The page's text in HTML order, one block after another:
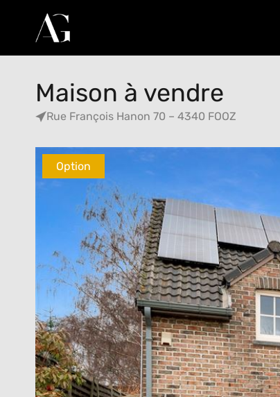
Maison à vendre
Rue François Hanon 70 – 4340 FOOZ
Option